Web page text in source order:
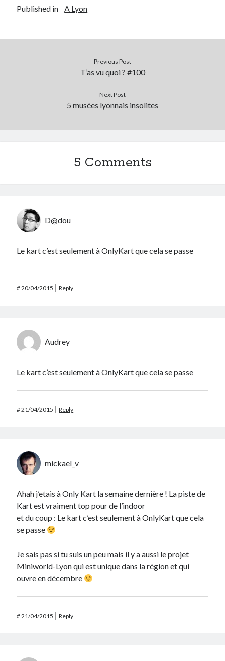
Published in A Lyon
Previous Post
T’as vu quoi ? #100
Next Post
5 musées lyonnais insolites
5 Comments
D@dou
Le kart c’est seulement à OnlyKart que cela se passe
#20/04/2015 Reply
Audrey
Le kart c’est seulement à OnlyKart que cela se passe
#21/04/2015 Reply
mickael_v
Ahah j’etais à Only Kart la semaine dernière ! La piste de
Kart est vraiment top pour de l’indoor
et du coup : Le kart c’est seulement à OnlyKart que cela
se passe
Je sais pas si tu suis un peu mais il y a aussi le projet
Miniworld-Lyon qui est unique dans la région et qui
ouvre en décembre
#21/04/2015 Reply